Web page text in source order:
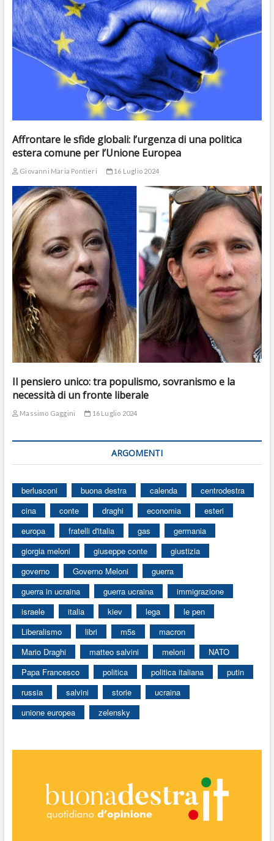
Affrontare le sfide globali: l’urgenza di una politica
estera comune per l’Unione Europea
Giovanni Maria Pontieri 16 Luglio 2024
Il pensiero unico: tra populismo, sovranismo e la
necessità di un fronte liberale
Massimo Gaggini 16 Luglio 2024
ARGOMENTI
berlusconi buona destra calenda
centrodestra
cina
conte draghi economia
esteri
europa
fratelli d'italia gas
germania
giorgia meloni
giuseppe conte
giustizia
governo
Governo Meloni
guerra
guerra in ucraina
guerra ucraina
immigrazione
israele
italia kiev lega
le pen
Liberalismo
libri m5s
macron
Mario Draghi
matteo salvini meloni
NATO
Papa Francesco
politica politica italiana
putin
russia
salvini storie
ucraina
unione europea
zelensky